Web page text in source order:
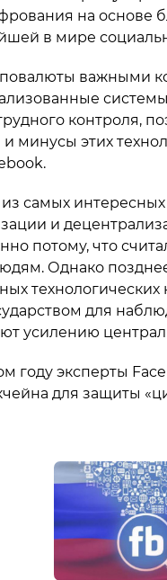
на основе
в мире
важными
контроля,
минусы этих
самых
и
потому, что
Однако
для
усилению
году эксперты
для защиты